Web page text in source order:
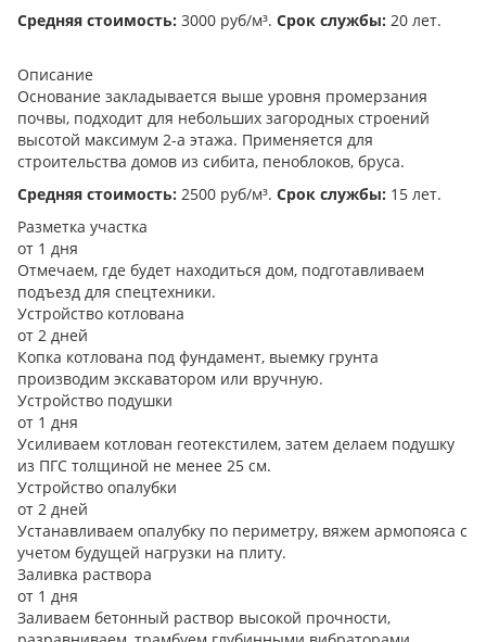
Средняя стоимость: 3000 руб/м³. Срок службы: 20 лет.
Описание
Основание закладывается выше уровня промерзания
почвы, подходит для небольших загородных строений
высотой максимум 2-а этажа. Применяется для
строительства домов из сибита, пеноблоков, бруса.
Средняя стоимость: 2500 руб/м³. Срок службы: 15 лет.
Разметка участка
от 1 дня
Отмечаем, где будет находиться дом, подготавливаем
подъезд для спецтехники.
Устройство котлована
от 2 дней
Копка котлована под фундамент, выемку грунта
производим экскаватором или вручную.
Устройство подушки
от 1 дня
Усиливаем котлован геотекстилем, затем делаем подушку
из ПГС толщиной не менее 25 см.
Устройство опалубки
от 2 дней
Устанавливаем опалубку по периметру, вяжем армопояса с
учетом будущей нагрузки на плиту.
Заливка раствора
от 1 дня
Заливаем бетонный раствор высокой прочности,